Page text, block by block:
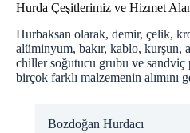
Hurda Çeşitlerimiz ve Hizmet
Hurbaksan olarak, demir, çelik,
alüminyum, bakır, kablo, kurşun,
chiller soğutucu grubu ve sandviç
birçok farklı malzemenin alımını
Bozdoğan Hurdacı